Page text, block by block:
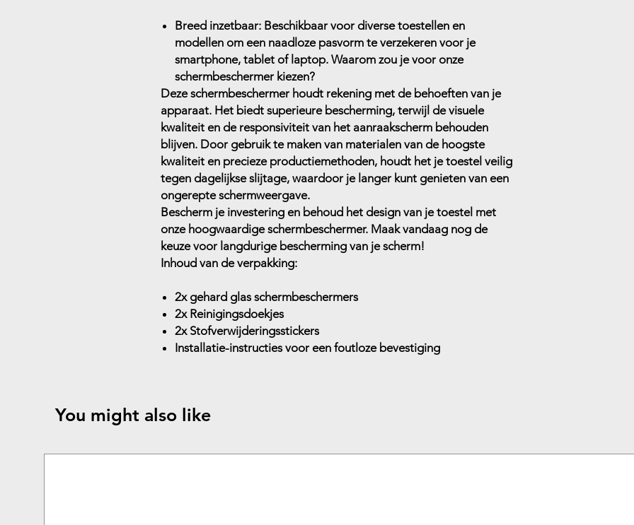
Breed inzetbaar: Beschikbaar voor diverse toestellen en
modellen om een naadloze pasvorm te verzekeren voor je
smartphone, tablet of laptop. Waarom zou je voor onze
schermbeschermer kiezen?
Deze schermbeschermer houdt rekening met de behoeften van je
apparaat. Het biedt superieure bescherming, terwijl de visuele
kwaliteit en de responsiviteit van het aanraakscherm behouden
blijven. Door gebruik te maken van materialen van de hoogste
kwaliteit en precieze productiemethoden, houdt het je toestel veilig
tegen dagelijkse slijtage, waardoor je langer kunt genieten van een
ongerepte schermweergave.
Bescherm je investering en behoud het design van je toestel met
onze hoogwaardige schermbeschermer. Maak vandaag nog de
keuze voor langdurige bescherming van je scherm!
Inhoud van de verpakking:
2x gehard glas schermbeschermers
2x Reinigingsdoekjes
2x Stofverwijderingsstickers
Installatie-instructies voor een foutloze bevestiging
You might also like